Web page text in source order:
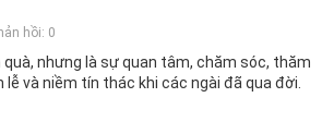
hồi: 0
nhưng là sự quan tâm, chăm sóc, thăm
và niềm tín thác khi các ngài đã qua đời.